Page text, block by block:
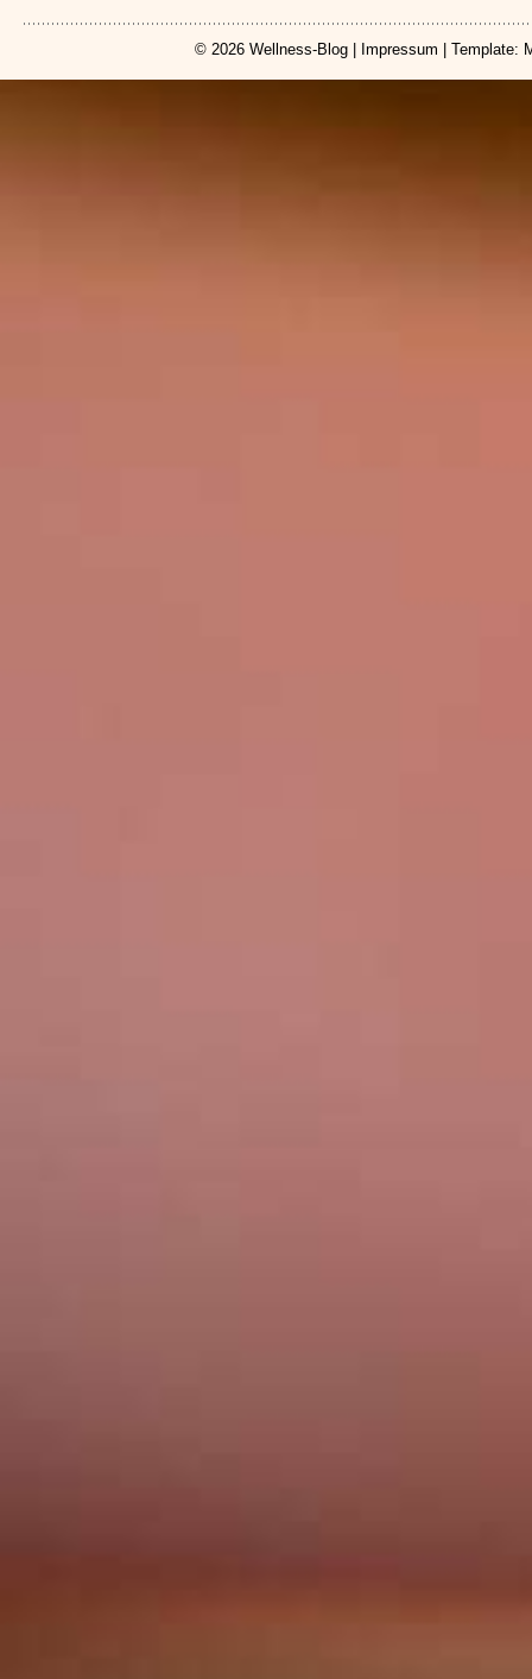
© 2026 Wellness-Blog Impressum | Template: